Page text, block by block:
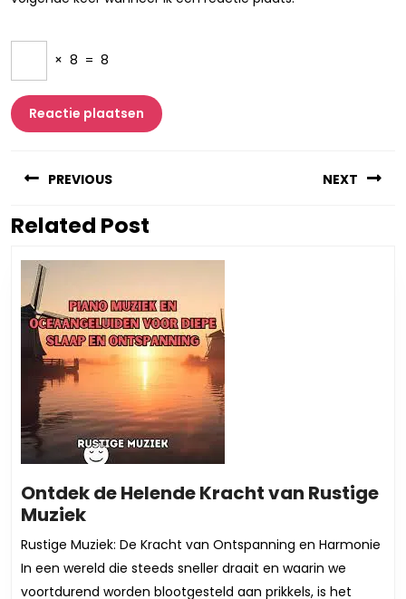
× 8 = 8
PREVIOUS
Vorig
NEXT
Related Post
Ontdek de Helende Kracht van Rustige
MuziekOntdek
de
Helende
Kracht
Rustige Muziek: De Kracht van Ontspanning en Harmonie
In een wereld die steeds sneller draait en waarin we
voortdurend worden blootgesteld aan prikkels, is het